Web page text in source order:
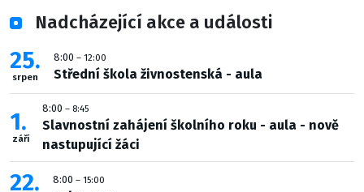
Nadcházející akce a události
25
srpen
8:00 – 12:00
Střední škola živnostenská - aula
1
září
8:00 – 8:45
Slavnostní zahájení školního roku - aula - nově
nastupující žáci
22 8:00 – 15:00